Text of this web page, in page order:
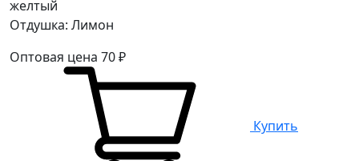
желтый
Отдушка: Лимон
Оптовая цена 70₽
Купить